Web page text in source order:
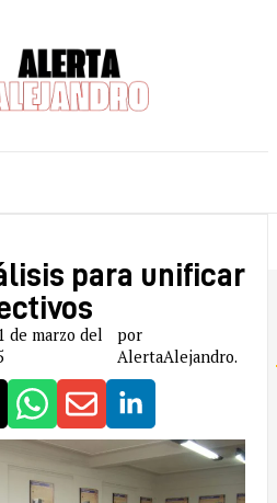
para unificar
de marzo del
por
AlertaAlejandro.